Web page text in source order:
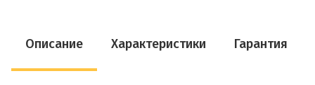
Описание Характеристики Гарантия